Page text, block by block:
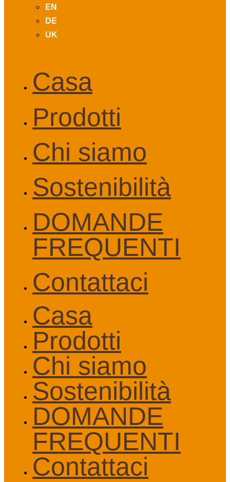
EN
DE
UK
Casa
Prodotti
Chi siamo
Sostenibilità
DOMANDE
FREQUENTI
Contattaci
Casa
Prodotti
Chi siamo
Sostenibilità
DOMANDE
FREQUENTI
Contattaci